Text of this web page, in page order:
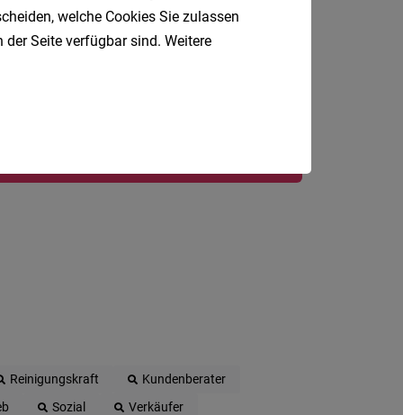
Mail.
Reinigungskraft
Kundenberater
Sozial
Verkäufer
welche Cookies Sie zulassen
Seite verfügbar sind. Weitere